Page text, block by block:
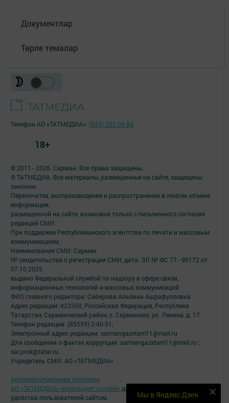
Документлар
Төрле темалар
Мы в Яндекс Дзен
© 2011 - 2026. Сарман. Все права защищены.
© ТАТМЕДИА. Все материалы, размещенные на сайте, защищены
законом.
Перепечатка, воспроизведение и распространение в любом объеме
информации,
размещенной на сайте, возможна только с письменного согласия
редакций СМИ.
При поддержке Республиканского агентства по печати и массовым
коммуникациям.
Наименование СМИ: Сарман
№ свидетельства о регистрации СМИ, дата: ЭЛ № ФС 77 - 90172 от
07.10.2025
выдано Федеральной службой по надзору в сфере связи,
информационных технологий и массовых коммуникаций
ФИО главного редактора: Сабирова Альбина Ашрафулловна
Адрес редакции: 423350, Российская Федерация, Республика
Татарстан, Сармановский район, с. Сарманово, ул. Ленина, д. 17
Телефон редакции: (85559) 2-40-31;
Электронный адрес редакции: sarmangazetam11@mail.ru
Для сообщения о фактах коррупции: sarmangazetam11@mail.ru ;
sar.prok@tatar.ru.
Учредитель СМИ: АО «ТАТМЕДИА»
Антикоррупционная политика
АО «ТАТМЕДИА» использует «cookie» для персонализации сервисов и
удобства пользователей сайтом.
Телефон АО «ТАТМЕДИА»: (843) 222 09 84
18+